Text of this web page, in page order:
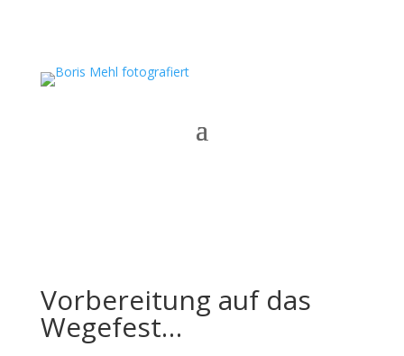
Vorbereitung auf das
Wegefest…